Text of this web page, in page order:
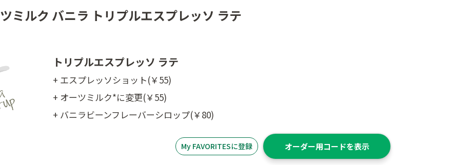
ミルク バニラ トリプルエスプレッソ ラテ
トリプルエスプレッソ ラテ
+ エスプレッソショット(￥55)
+ オーツミルク*に変更(￥55)
+ バニラビーンフレーバーシロップ(￥80)
My FAVORITESに登録 オーダー用コードを表示